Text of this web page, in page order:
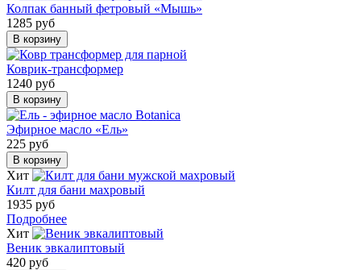
Колпак банный фетровый «Мышь»
1285 руб
В корзину
Коврик-трансформер
1240 руб
В корзину
Эфирное масло «Ель»
225 руб
В корзину
Хит
Килт для бани махровый
1935 руб
Подробнее
Хит
Веник эвкалиптовый
420 руб